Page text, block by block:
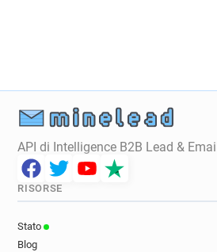
API di Intelligence B2B Lead & Email
RISORSE
Stato
Blog